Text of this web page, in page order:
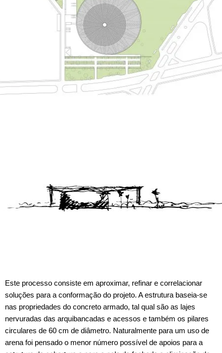
Este processo consiste em aproximar, refinar e correlacionar
soluções para a conformação do projeto. A estrutura baseia-se
nas propriedades do concreto armado, tal qual são as lajes
nervuradas das arquibancadas e acessos e também os pilares
circulares de 60 cm de diâmetro. Naturalmente para um uso de
arena foi pensado o menor número possível de apoios para a